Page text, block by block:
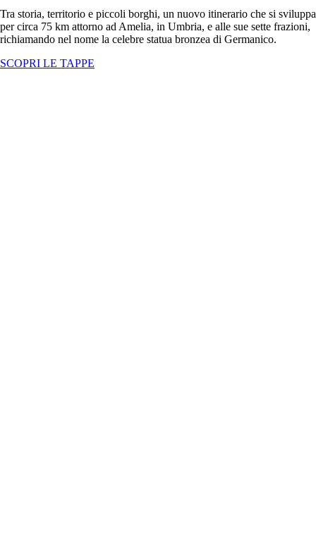
Tra storia, territorio e piccoli borghi, un nuovo itinerario che si sviluppa
per circa 75 km attorno ad Amelia, in Umbria, e alle sue sette frazioni,
richiamando nel nome la celebre statua bronzea di Germanico.
SCOPRI LE TAPPE